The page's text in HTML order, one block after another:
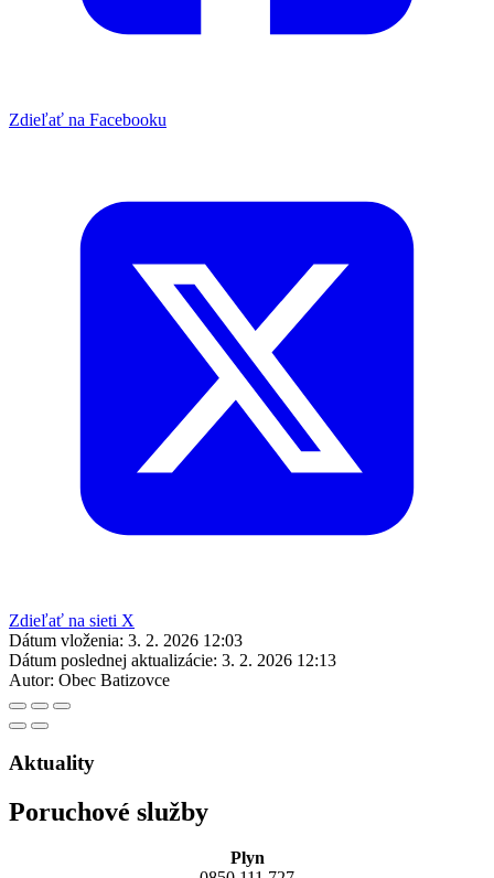
Zdieľať na Facebooku
Zdieľať na sieti X
Dátum vloženia: 3. 2. 2026 12:03
Dátum poslednej aktualizácie: 3. 2. 2026 12:13
Autor: Obec Batizovce
Aktuality
Poruchové služby
Plyn